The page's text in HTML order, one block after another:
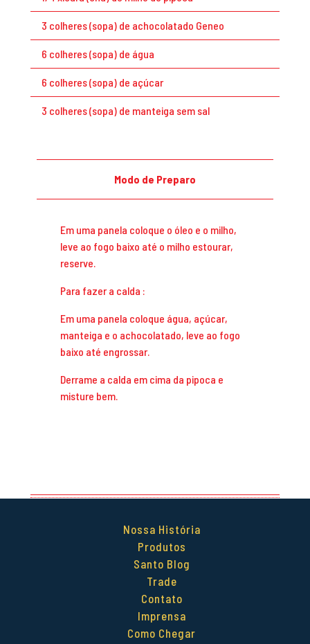
3 colheres (sopa) de achocolatado Geneo
6 colheres (sopa) de água
6 colheres (sopa) de açúcar
3 colheres (sopa) de manteiga sem sal
Modo de Preparo
Em uma panela coloque o óleo e o milho,
leve ao fogo baixo até o milho estourar,
reserve.
Para fazer a calda :
Em uma panela coloque água, açúcar,
manteiga e o achocolatado, leve ao fogo
baixo até engrossar.
Derrame a calda em cima da pipoca e
misture bem.
Nossa História
Produtos
Santo Blog
Trade
Contato
Imprensa
Como Chegar